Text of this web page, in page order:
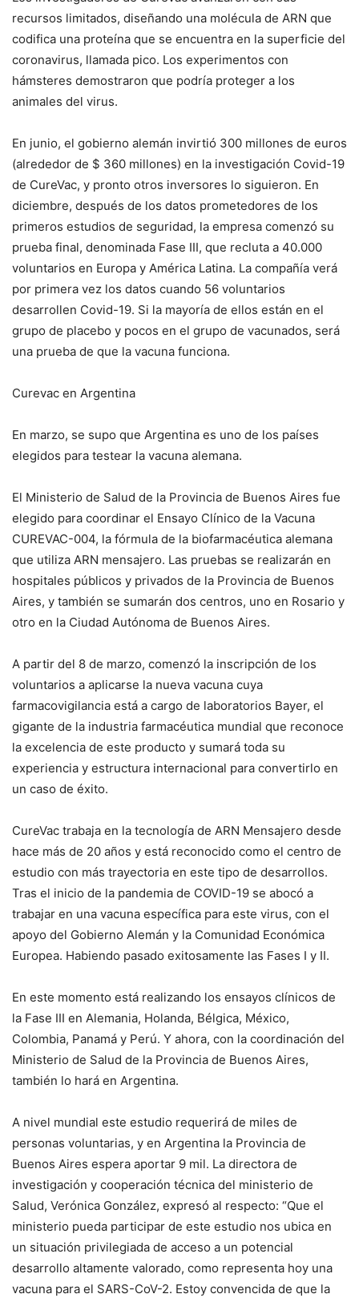
recursos limitados, diseñando una molécula de ARN que
codifica una proteína que se encuentra en la superficie del
coronavirus, llamada pico. Los experimentos con
hámsteres demostraron que podría proteger a los
animales del virus.
En junio, el gobierno alemán invirtió 300 millones de euros
(alrededor de $ 360 millones) en la investigación Covid-19
de CureVac, y pronto otros inversores lo siguieron. En
diciembre, después de los datos prometedores de los
primeros estudios de seguridad, la empresa comenzó su
prueba final, denominada Fase III, que recluta a 40.000
voluntarios en Europa y América Latina. La compañía verá
por primera vez los datos cuando 56 voluntarios
desarrollen Covid-19. Si la mayoría de ellos están en el
grupo de placebo y pocos en el grupo de vacunados, será
una prueba de que la vacuna funciona.
Curevac en Argentina
En marzo, se supo que Argentina es uno de los países
elegidos para testear la vacuna alemana.
El Ministerio de Salud de la Provincia de Buenos Aires fue
elegido para coordinar el Ensayo Clínico de la Vacuna
CUREVAC-004, la fórmula de la biofarmacéutica alemana
que utiliza ARN mensajero. Las pruebas se realizarán en
hospitales públicos y privados de la Provincia de Buenos
Aires, y también se sumarán dos centros, uno en Rosario y
otro en la Ciudad Autónoma de Buenos Aires.
A partir del 8 de marzo, comenzó la inscripción de los
voluntarios a aplicarse la nueva vacuna cuya
farmacovigilancia está a cargo de laboratorios Bayer, el
gigante de la industria farmacéutica mundial que reconoce
la excelencia de este producto y sumará toda su
experiencia y estructura internacional para convertirlo en
un caso de éxito.
CureVac trabaja en la tecnología de ARN Mensajero desde
hace más de 20 años y está reconocido como el centro de
estudio con más trayectoria en este tipo de desarrollos.
Tras el inicio de la pandemia de COVID-19 se abocó a
trabajar en una vacuna específica para este virus, con el
apoyo del Gobierno Alemán y la Comunidad Económica
Europea. Habiendo pasado exitosamente las Fases I y II.
En este momento está realizando los ensayos clínicos de
la Fase III en Alemania, Holanda, Bélgica, México,
Colombia, Panamá y Perú. Y ahora, con la coordinación del
Ministerio de Salud de la Provincia de Buenos Aires,
también lo hará en Argentina.
A nivel mundial este estudio requerirá de miles de
personas voluntarias, y en Argentina la Provincia de
Buenos Aires espera aportar 9 mil. La directora de
investigación y cooperación técnica del ministerio de
Salud, Verónica González, expresó al respecto: “Que el
ministerio pueda participar de este estudio nos ubica en
un situación privilegiada de acceso a un potencial
desarrollo altamente valorado, como representa hoy una
vacuna para el SARS-CoV-2. Estoy convencida de que la